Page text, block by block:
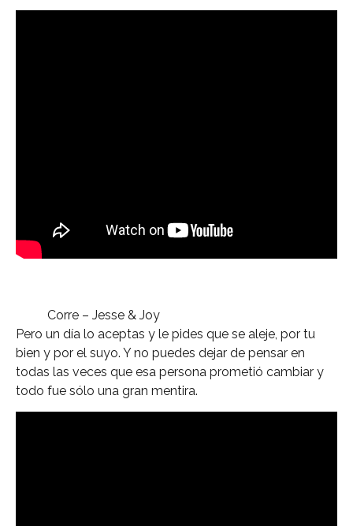
Corre – Jesse & Joy
Pero un día lo aceptas y le pides que se aleje, por tu
bien y por el suyo. Y no puedes dejar de pensar en
todas las veces que esa persona prometió cambiar y
todo fue sólo una gran mentira.